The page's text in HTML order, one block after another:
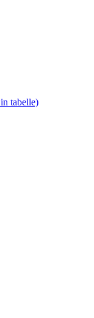
tabelle)